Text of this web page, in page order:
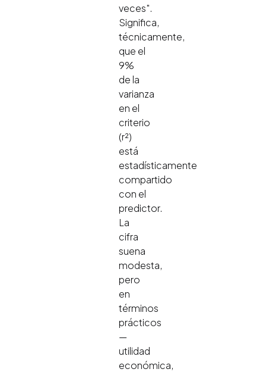
veces".
Significa,
técnicamente,
que el
9%
de la
varianza
en el
criterio
(r²)
está
estadísticamente
compartido
con el
predictor.
La
cifra
suena
modesta,
pero
en
términos
prácticos
—
utilidad
económica,